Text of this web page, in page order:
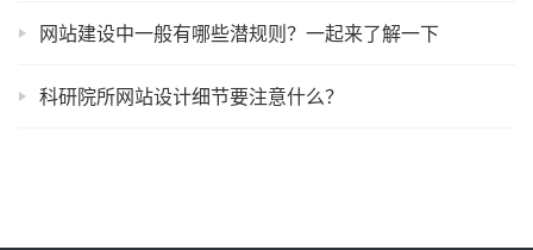
网站建设中一般有哪些潜规则？一起来了解一下
科研院所网站设计细节要注意什么？